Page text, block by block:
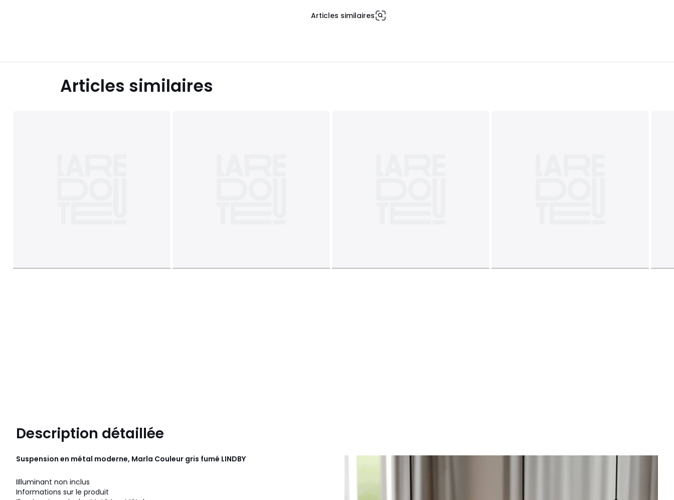
Articles similaires
Articles similaires
Description détaillée
Suspension en métal moderne, Marla Couleur gris fumé LINDBY
IIlluminant non inclus
Informations sur le produit